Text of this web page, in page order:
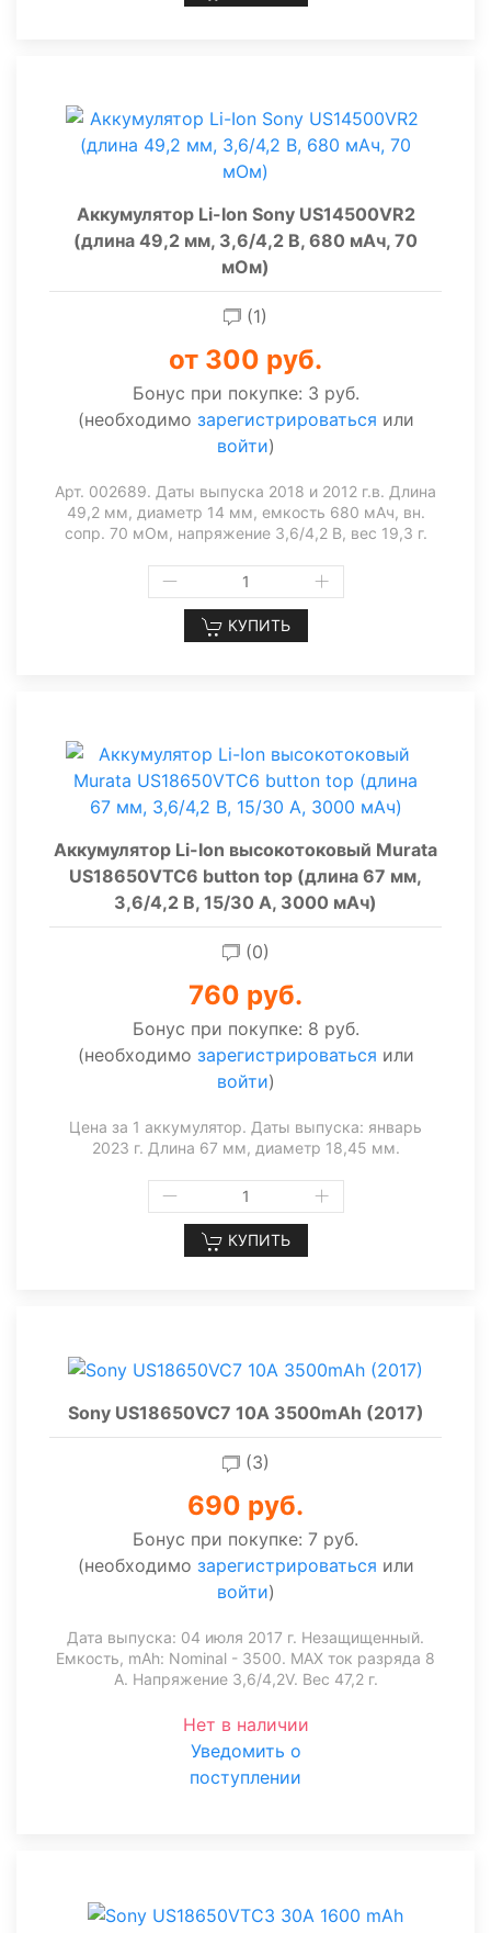
Аккумулятор Li-Ion Sony US14500VR2
(длина 49,2 мм, 3,6/4,2 В, 680 мАч, 70
мОм)
(1)
от 300 руб.
Бонус при покупке: 3 руб.
(необходимо зарегистрироваться или
войти)
Арт. 002689. Даты выпуска 2018 и 2012 г.в. Длина
49,2 мм, диаметр 14 мм, емкость 680 мАч, вн.
сопр. 70 мОм, напряжение 3,6/4,2 В, вес 19,3 г.
КУПИТЬ
Аккумулятор Li-Ion высокотоковый Murata
US18650VTC6 button top (длина 67 мм,
3,6/4,2 В, 15/30 А, 3000 мАч)
(0)
760 руб.
Бонус при покупке: 8 руб.
(необходимо зарегистрироваться или
войти)
Цена за 1 аккумулятор. Даты выпуска: январь
2023 г. Длина 67 мм, диаметр 18,45 мм.
КУПИТЬ
Sony US18650VC7 10A 3500mAh (2017)
(3)
690 руб.
Бонус при покупке: 7 руб.
(необходимо зарегистрироваться или
войти)
Дата выпуска: 04 июля 2017 г. Незащищенный.
Емкость, mAh: Nominal - 3500. MAX ток разряда 8
А. Напряжение 3,6/4,2V. Вес 47,2 г.
Нет в наличии
Уведомить о
поступлении